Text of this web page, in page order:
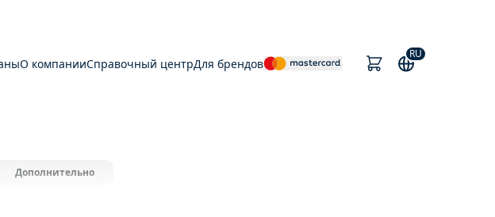
О компанииСправочный центрДля брендов
RU
Дополнительно